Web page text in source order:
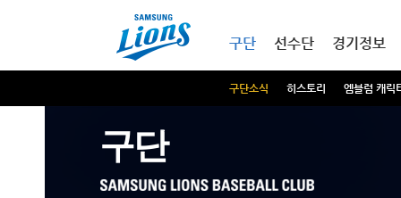
구단
구단소식 히스토리 엠블럼 캐릭
선수단 경기정보
구단